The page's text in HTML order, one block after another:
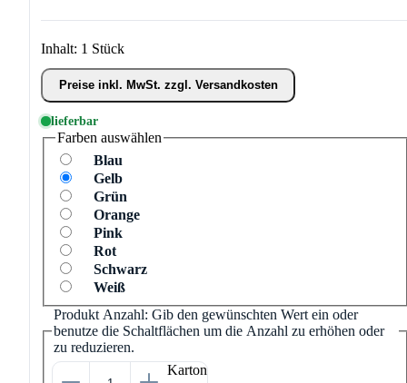
Inhalt: 1 Stück
Preise inkl. MwSt. zzgl. Versandkosten
lieferbar
Farben auswählen
Blau
Gelb
Grün
Orange
Pink
Rot
Schwarz
Weiß
Produkt Anzahl: Gib den gewünschten Wert ein oder
benutze die Schaltflächen um die Anzahl zu erhöhen oder
zu reduzieren.
Karton